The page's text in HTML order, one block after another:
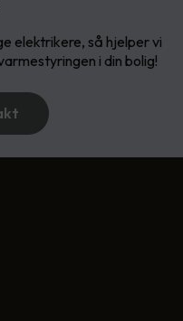
elektrikere, så hjelper vi
i din bolig!